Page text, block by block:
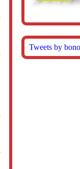
Tweets by